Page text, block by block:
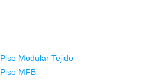
Piso Modular Tejido
Piso MFB